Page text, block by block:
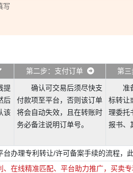
写
第二步：支付订单 第
提
后
该
确认可交易后须尽快支
付款项至平台，否则该订单
将会自动失效，且在转账时
务必备注说明订单号。
准
标转让
理委托
报书、
办理专利转让/许可备案手续的流程，
、在线精准匹配、平台助力推广，买卖